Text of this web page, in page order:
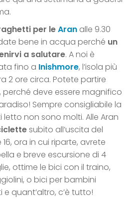
per leAran alle 9.30
bene in acqua perché un
a salutare. A noi è
fino a Inishmore, l’isola più
2 ore circa. Potete partire
deve essere magnifico
Sempre consigliabile la
non sono molti. Alle Aran
subito all’uscita del
ora in cui riparte, avrete
e breve escursione di 4
ottime le bici con il traino,
o bici per bambini
quant’altro, c’è tutto!